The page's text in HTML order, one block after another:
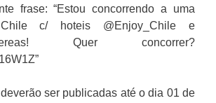
frase: “Estou concorrendo a uma
c/ hoteis @Enjoy_Chile e
Quer concorrer?
ser publicadas até o dia 01 de